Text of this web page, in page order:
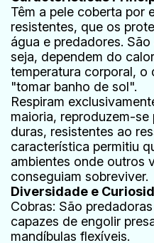
Têm a pele coberta por
resistentes, que os
água e predadores.
seja, dependem do
temperatura corporal, o
"tomar banho de sol".
Respiram
maioria, reproduzem-
duras, resistentes ao
característica permitiu
ambientes onde outros
conseguiam sobreviver.
Diversidade e
Cobras: São
capazes de engolir
mandíbulas flexíveis.